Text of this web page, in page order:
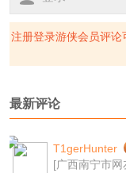
注册登录游侠会员评
最新评论
T1gerHunter
[广西南宁市网